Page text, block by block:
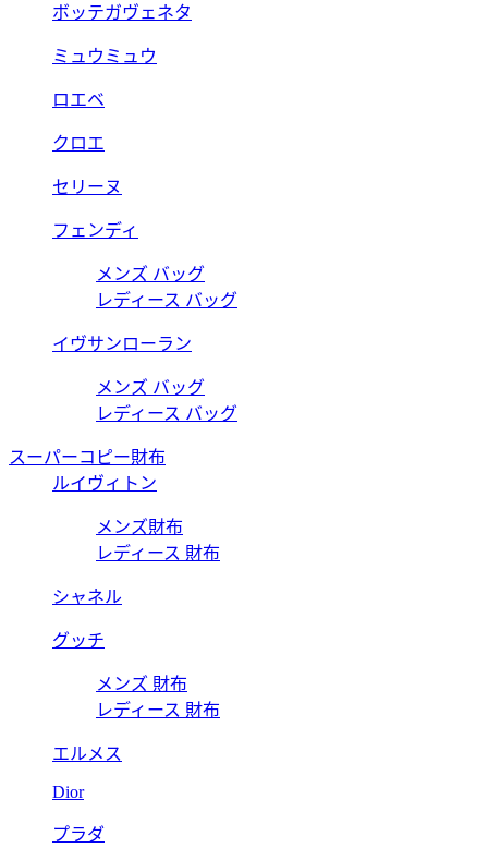
ボッテガヴェネタ
ミュウミュウ
ロエベ
クロエ
セリーヌ
フェンディ
メンズ バッグ
レディース バッグ
イヴサンローラン
メンズ バッグ
レディース バッグ
スーパーコピー財布
ルイヴィトン
メンズ財布
レディース 財布
シャネル
グッチ
メンズ 財布
レディース 財布
エルメス
Dior
プラダ